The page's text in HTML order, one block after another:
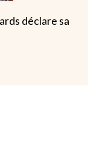
déclare sa